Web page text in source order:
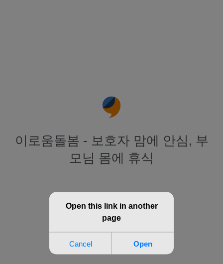
이로움돌봄 - 보호자 맘에 안심, 부
모님 몸에 휴식